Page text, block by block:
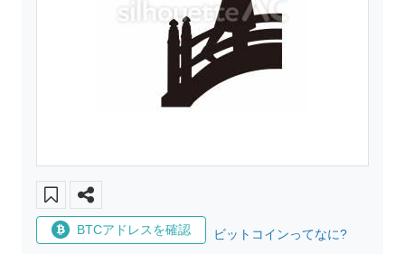
BTCアドレスを確認 ビットコインってなに?